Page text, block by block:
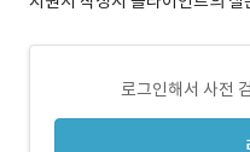
로그인해서 사전